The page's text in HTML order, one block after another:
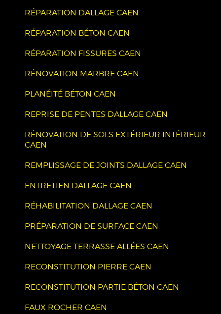
RÉPARATION DALLAGE CAEN
RÉPARATION BÉTON CAEN
RÉPARATION FISSURES CAEN
RÉNOVATION MARBRE CAEN
PLANÉITÉ BÉTON CAEN
REPRISE DE PENTES DALLAGE CAEN
RÉNOVATION DE SOLS EXTÉRIEUR INTÉRIEUR
CAEN
REMPLISSAGE DE JOINTS DALLAGE CAEN
ENTRETIEN DALLAGE CAEN
RÉHABILITATION DALLAGE CAEN
PRÉPARATION DE SURFACE CAEN
NETTOYAGE TERRASSE ALLÉES CAEN
RECONSTITUTION PIERRE CAEN
RECONSTITUTION PARTIE BÉTON CAEN
FAUX ROCHER CAEN